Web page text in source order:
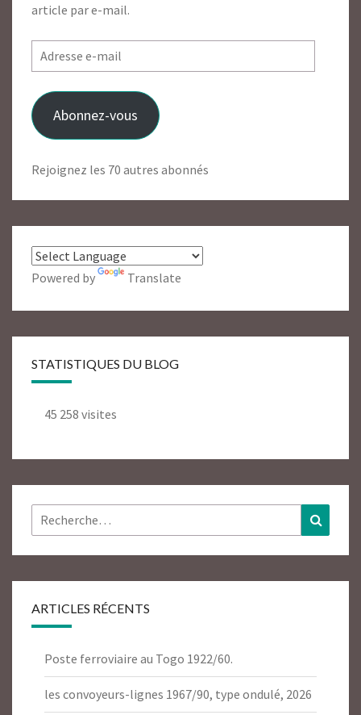
article par e-mail.
Adresse
e-
mail
Abonnez-vous
Rejoignez les 70 autres abonnés
Powered by Translate
STATISTIQUES DU BLOG
45 258 visites
Rechercher :
ARTICLES RÉCENTS
Poste ferroviaire au Togo 1922/60.
les convoyeurs-lignes 1967/90, type ondulé, 2026